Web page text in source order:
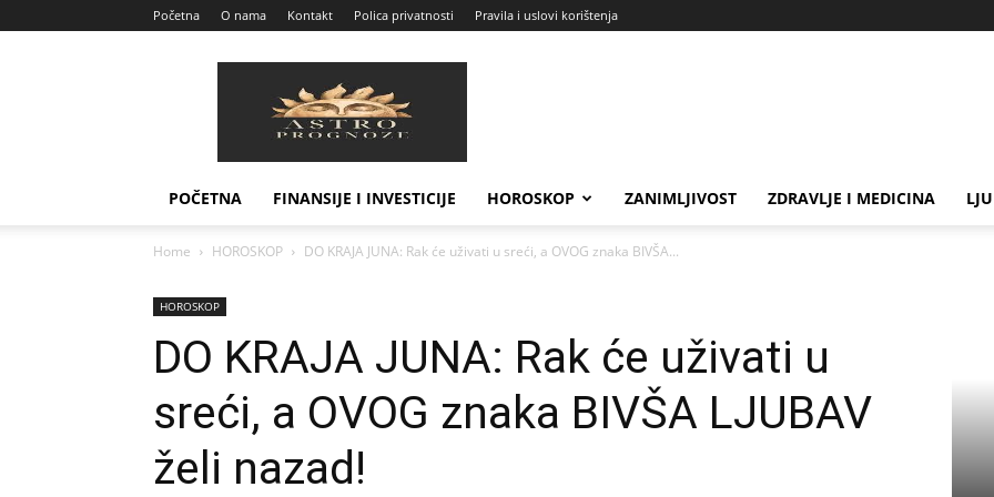
Početna O nama Kontakt Polica privatnosti Pravila i uslovi korištenja
Prognoze
POČETNA FINANSIJE I INVESTICIJE HOROSKOP ZANIMLJIVOST ZDRAVLJE I MEDICINA
Home HOROSKOP DO KRAJA JUNA: Rak će uživati u sreći, a OVOG znaka BIVŠA...
HOROSKOP
DO KRAJA JUNA: Rak će uživati u
sreći, a OVOG znaka BIVŠA LJUBAV
želi nazad!